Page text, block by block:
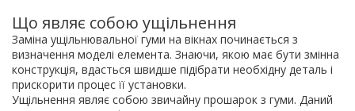
Що являє собою ущільнення
Заміна ущільнювальної гуми на вікнах починається з
визначення моделі елемента. Знаючи, якою має бути змінна
конструкція, вдасться швидше підібрати необхідну деталь і
прискорити процес її установки.
Ущільнення являє собою звичайну прошарок з гуми. Даний